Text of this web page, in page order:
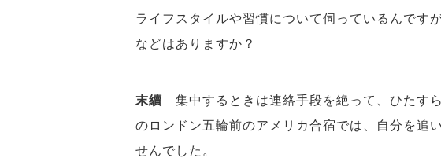
ライフスタイルや習慣について伺っているんです
などはありますか？
末續 集中するときは連絡手段を絶って、ひたす
のロンドン五輪前のアメリカ合宿では、自分を追
せんでした。